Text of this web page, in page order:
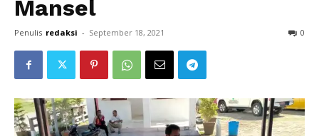
Mansel
Penulis redaksi - September 18, 2021 0